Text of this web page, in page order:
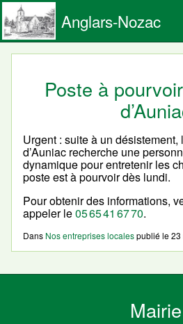
Anglars-Nozac
Poste à
Urgent : suite à un désistement,
d’Auniac recherche une
dynamique pour entretenir les
poste est à pourvoir dès lundi.
Pour obtenir des informations,
appeler le05 65 41 67 70.
Dans Nos entreprises localespublié le23
Mairie